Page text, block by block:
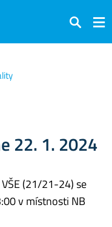
Hledat
22. 1. 2024
(21/21-24) se
v místnosti NB